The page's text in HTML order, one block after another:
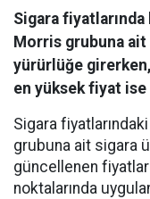
Sigara fiyatlarında
Morris grubuna
yürürlüğe
en yüksek fiyat ise
Sigara
grubuna ait sigara
güncellenen
noktalarında